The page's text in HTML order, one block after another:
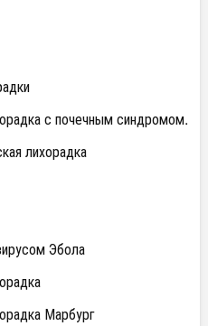
с почечным синдромом.
лихорадка
Эбола
Марбург